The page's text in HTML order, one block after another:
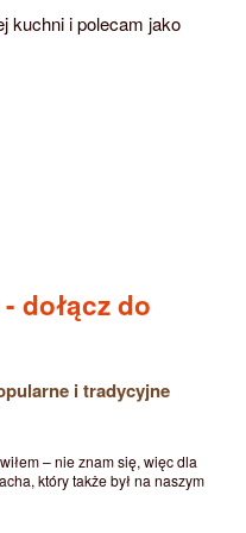
kuchni i polecam jako
- dołącz do
i tradycyjne
– nie znam się, więc dla
który także był na naszym